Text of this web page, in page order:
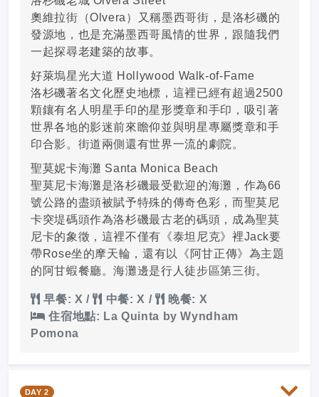
奧維拉街（Olvera）又稱墨西哥街，是洛杉磯的
發源地，也是充滿墨西哥風情的世界，跟隨我們
一起探尋老建築的故事。
好萊塢星光大道 Hollywood Walk-of-Fame
洛杉磯著名文化歷史地標，這裡已經有超過2500
顆鑲有名人明星手印的星形獎章和手印，吸引著
世界各地的影迷前來瞻仰並與明星專屬獎章和手
印合影。街道兩側還有世界一流的劇院。
聖莫妮卡海灘 Santa Monica Beach
聖莫尼卡海灘是洛杉磯最受歡迎的海灘，作為66
號公路的盡頭被賦予特殊的傳奇色彩，而聖莫尼
卡突堤碼頭作為洛杉磯最古老的碼頭，成為聖莫
尼卡的象徵，這裡不僅有《泰坦尼克》裡Jack要
帶Rose坐的摩天輪，還有以《阿甘正傳》為主題
的阿甘蝦餐廳。海灘邊是行人徒步區第三街。
早餐: X/ 中餐: X /
晚餐: X
住宿地點: La Quinta by Wyndham
Pomona
DAY 2